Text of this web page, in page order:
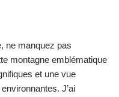
ne manquez pas
montagne emblématique
et une vue
J’ai